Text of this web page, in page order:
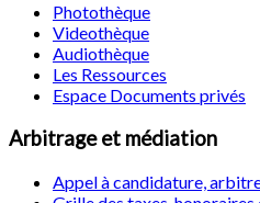
Photothèque
Videothèque
Audiothèque
Les Ressources
Espace Documents privés
Arbitrage et médiation
Appel à candidature,